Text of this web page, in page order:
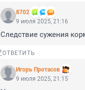
8702
9 июля 2025, 21:16
Следствие сужения
ОТВЕТИТЬ
Игорь Протасов
9 июля 2025, 21:15